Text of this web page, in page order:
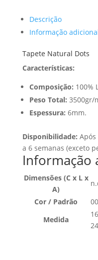
Descrição
Informação
Tapete Natural Dots
Características:
Composição: 100%
Peso Total: 3500gr/
Espessura: 6mm.
Disponibilidade:
a 6 semanas (exceto
Informação
Dimensões (C x L x
A)
Cor / Padrão
Medida